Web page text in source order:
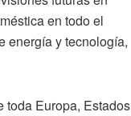
en todo el
energía y tecnología,
toda Europa, Estados